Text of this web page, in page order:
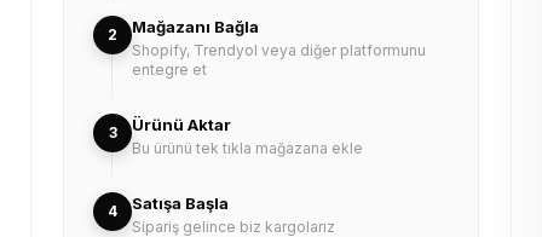
2 Mağazanı Bağla
Shopify, Trendyol veya diğer platformunu
entegre et
3 Ürünü Aktar
Bu ürünü tek tıkla mağazana ekle
4 Satışa Başla
Sipariş gelince biz kargolarız